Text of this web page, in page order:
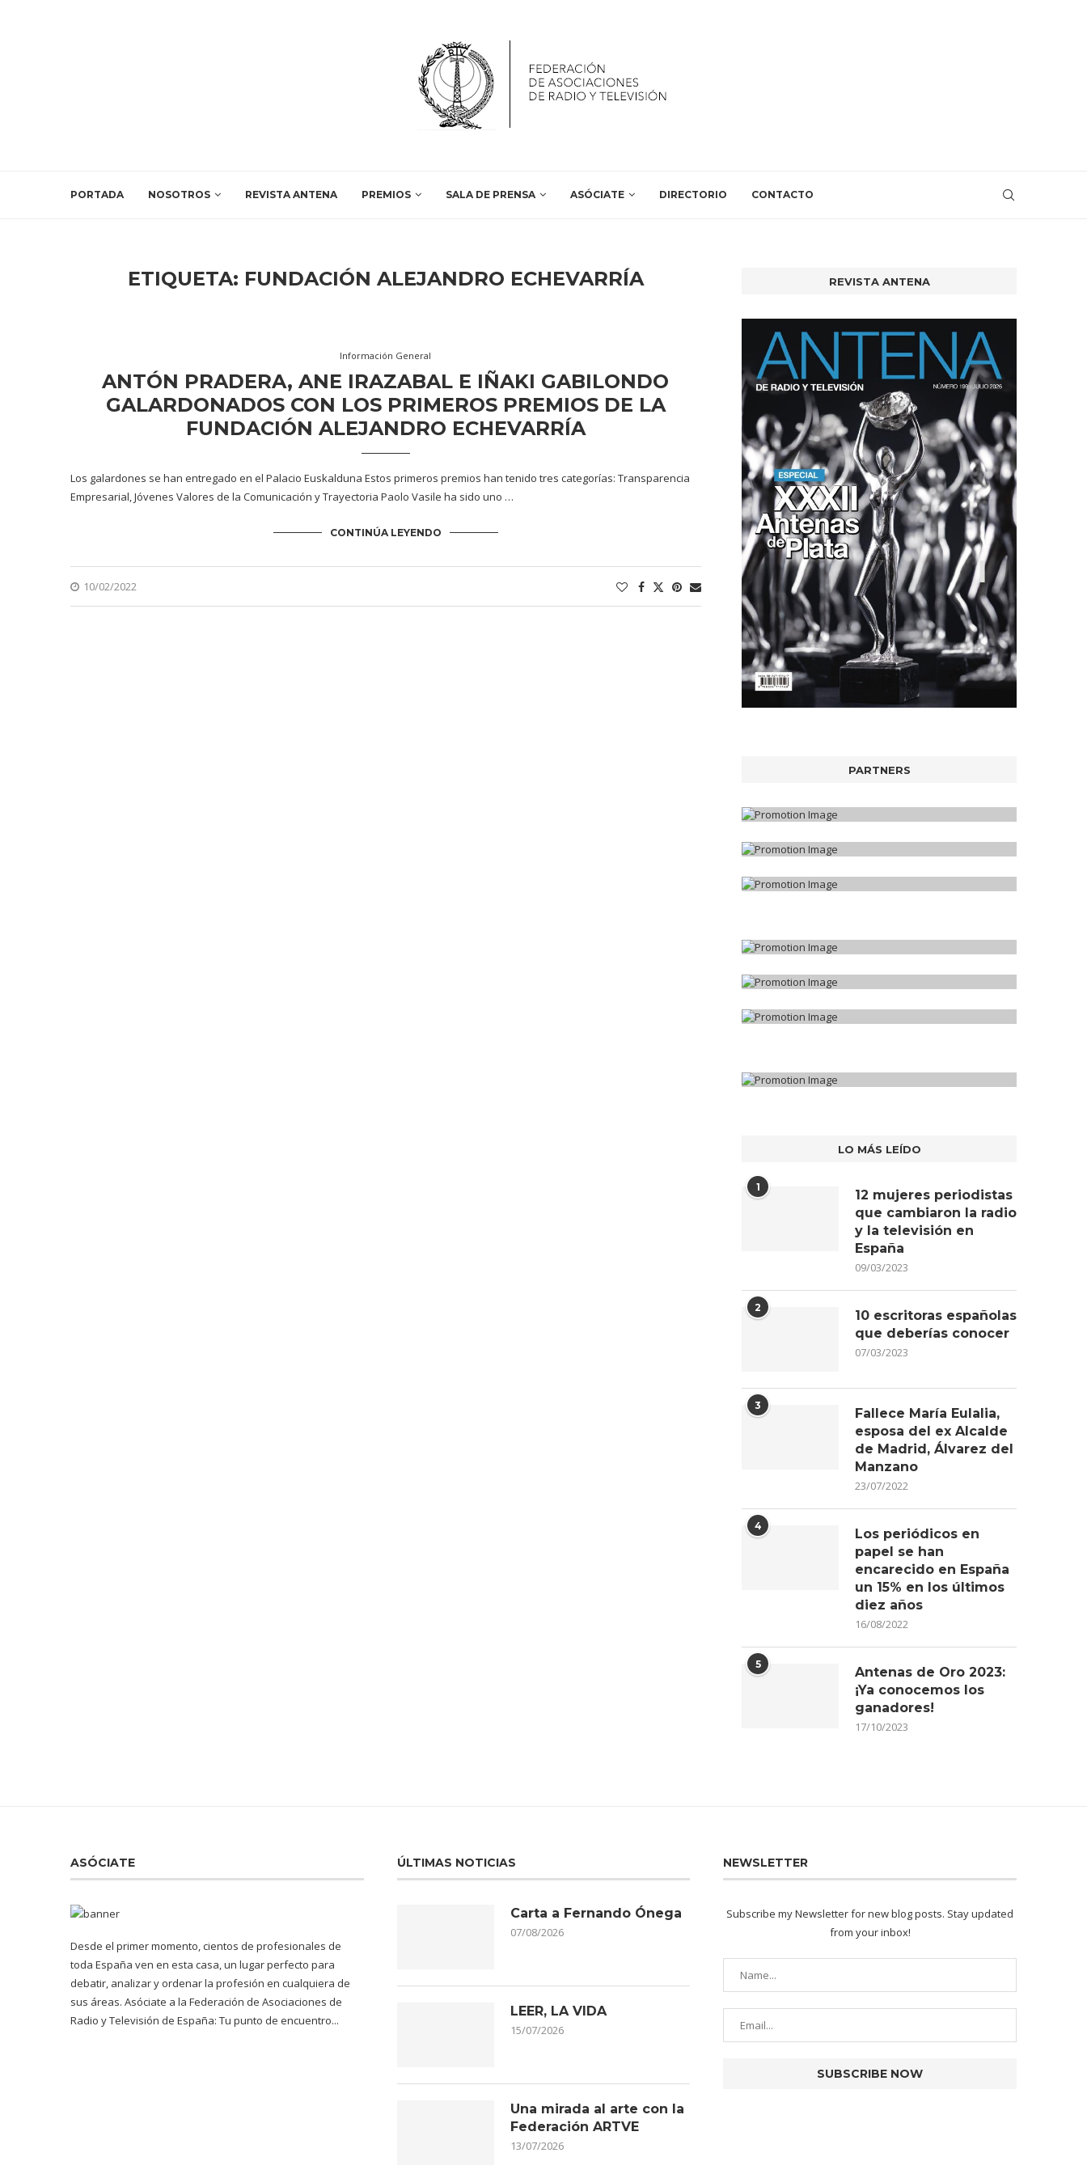
PORTADA NOSOTROS REVISTA ANTENA PREMIOS SALA DE PRENSA ASÓCIATE DIRECTORIO CONTACTO
ETIQUETA: FUNDACIÓN ALEJANDRO ECHEVARRÍA
Información General
ANTÓN PRADERA, ANE IRAZABAL E IÑAKI GABILONDO
GALARDONADOS CON LOS PRIMEROS PREMIOS DE LA
FUNDACIÓN ALEJANDRO ECHEVARRÍA
Los galardones se han entregado en el Palacio Euskalduna Estos primeros premios han tenido tres categorías: Transparencia
Empresarial, Jóvenes Valores de la Comunicación y Trayectoria Paolo Vasile ha sido uno …
CONTINÚA LEYENDO
10/02/2022
REVISTA ANTENA
PARTNERS
LO MÁS LEÍDO
1
12 mujeres periodistas
que cambiaron la radio
y la televisión en
España
09/03/2023
2
10 escritoras españolas
que deberías conocer
07/03/2023
3
Fallece María Eulalia,
esposa del ex Alcalde
de Madrid, Álvarez del
Manzano
23/07/2022
4
Los periódicos en
papel se han
encarecido en España
un 15% en los últimos
diez años
16/08/2022
5
Antenas de Oro 2023:
¡Ya conocemos los
ganadores!
17/10/2023
ASÓCIATE
Desde el primer momento, cientos de profesionales de
toda España ven en esta casa, un lugar perfecto para
debatir, analizar y ordenar la profesión en cualquiera de
sus áreas. Asóciate a la Federación de Asociaciones de
Radio y Televisión de España: Tu punto de encuentro...
ÚLTIMAS NOTICIAS
Carta a Fernando Ónega
07/08/2026
LEER, LA VIDA
15/07/2026
Una mirada al arte con la
Federación ARTVE
13/07/2026
NEWSLETTER
Subscribe my Newsletter for new blog posts. Stay updated
from your inbox!